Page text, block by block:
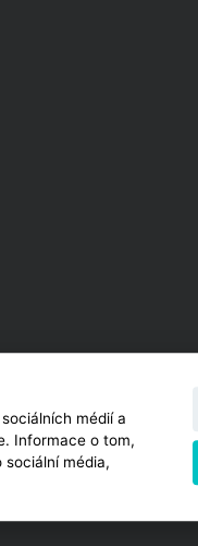
médií a
Informace o tom,
média,